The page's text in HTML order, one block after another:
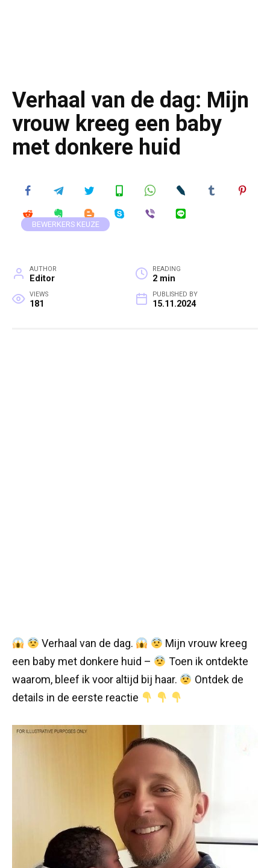
Verhaal van de dag: Mijn
vrouw kreeg een baby
met donkere huid
BEWERKERS KEUZE
AUTHOR
Editor
READING
2 min
VIEWS
181
PUBLISHED BY
15.11.2024
Verhaal van de dag.
Mijn vrouw kreeg
een baby met donkere huid –
Toen ik ontdekte
waarom, bleef ik voor altijd bij haar.
Ontdek de
details in de eerste reactie